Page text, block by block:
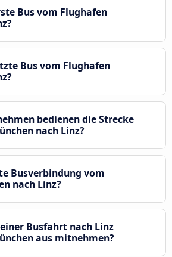
Bus vom Flughafen
Bus vom Flughafen
bedienen die Strecke
nach Linz?
Busverbindung vom
nach Linz?
Busfahrt nach Linz
aus mitnehmen?